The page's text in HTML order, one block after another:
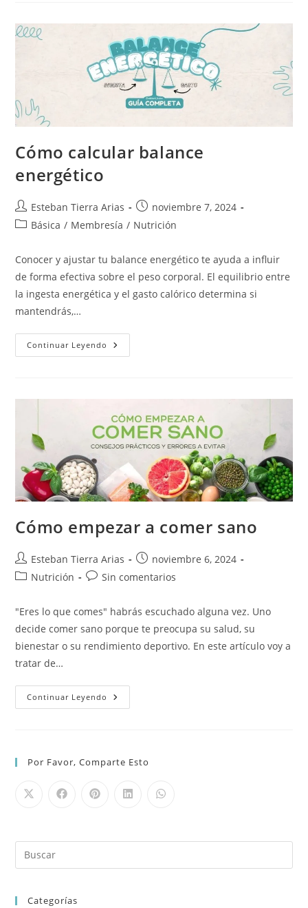
Cómo calcular balance
energético
Autor
de
Esteban Tierra Arias
Publicación
de
noviembre 7, 2024
Categoría
entrada:
Básica / Membresía / Nutrición
Conocer y ajustar tu balance energético te ayuda a influir
de forma efectiva sobre el peso corporal. El equilibrio entre
la ingesta energética y el gasto calórico determina si
mantendrás,…
Continuar Leyendo Cómo
Calcular
Cómo empezar a comer sano
Autor
de
Esteban Tierra Arias
Publicación
de
noviembre 6, 2024
Categoría
entrada:
Nutrición
Comentarios
entrada:
Sin comentarios
"Eres lo que comes" habrás escuchado alguna vez. Uno
decide comer sano porque te preocupa su salud, su
bienestar o su rendimiento deportivo. En este artículo voy a
tratar de…
Continuar Leyendo Cómo
Empezar
Por Favor, Comparte Esto
Categorías